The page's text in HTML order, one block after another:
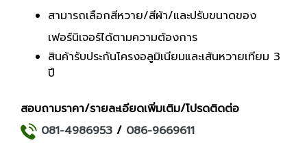
สามารถเลือกสีหวาย/สีผ้า/และปรับขนาดของ
เฟอร์นิเจอร์ได้ตามความต้องการ
สินค้ารับประกันโครงอลูมิเนียมและเส้นหวายเทียม 3
ปี
สอบถามราคา/รายละเอียดเพิ่มเติม/โปรดติดต่อ
081-4986953 / 086-9669611